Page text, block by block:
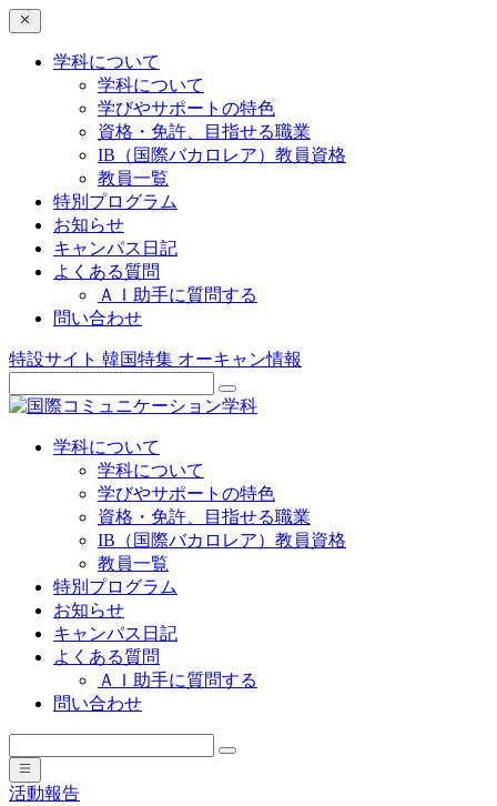
学科について
学科について
学びやサポートの特色
資格・免許、目指せる職業
IB（国際バカロレア）教員資格
教員一覧
特別プログラム
お知らせ
キャンパス日記
よくある質問
ＡＩ助手に質問する
問い合わせ
特設サイト 韓国特集 オーキャン情報
学科について
学科について
学びやサポートの特色
資格・免許、目指せる職業
IB（国際バカロレア）教員資格
教員一覧
特別プログラム
お知らせ
キャンパス日記
よくある質問
ＡＩ助手に質問する
問い合わせ
活動報告